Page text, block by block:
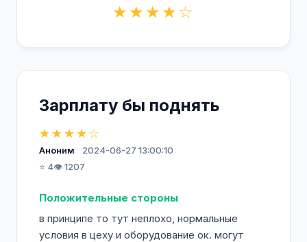
★★★★☆
Зарплату бы поднять
★★★★☆
Аноним
2024-06-27 13:00:10
⭐ 4👁️ 1207
Положительные стороны
в принципе то тут неплохо, нормальные
условия в цеху и оборудование ок. могут